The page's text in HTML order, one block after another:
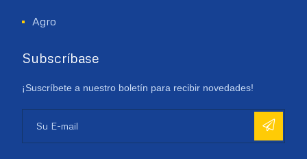
Agro
Subscríbase
¡Suscríbete a nuestro boletín para recibir novedades!